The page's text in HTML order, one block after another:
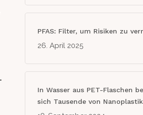
PFAS: Filter, um Risiken zu
26. April 2025
In Wasser aus PET-Flaschen
sich Tausende von